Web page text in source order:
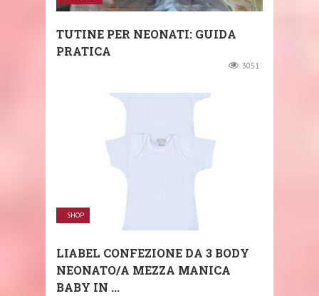
TUTINE PER NEONATI: GUIDA
PRATICA
3051
SHOP
LIABEL CONFEZIONE DA 3 BODY
NEONATO/A MEZZA MANICA
BABY IN ...